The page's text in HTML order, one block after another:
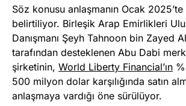
Söz konusu anlaşmanın Ocak 2025’te
belirtiliyor. Birleşik Arap Emirlikleri
Danışmanı Şeyh Tahnoon bin Zayed
tarafından desteklenen Abu Dabi
şirketinin, World Liberty Financial’ın
500 milyon dolar karşılığında satın
anlaşmaya vardığı öne sürülüyor.